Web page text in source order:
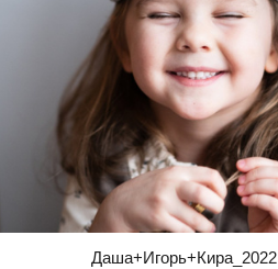
Даша+Игорь+Кира_2022